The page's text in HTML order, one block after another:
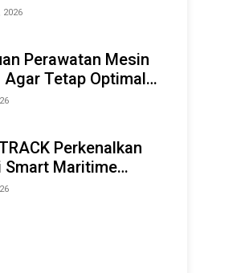
Berbasis AI &
Expo (IMOX) 2026
2026
Perawatan Mesin
Agar Tetap Optimal
Lama
Perkenalkan
Smart Maritime
Berbasis AI dan